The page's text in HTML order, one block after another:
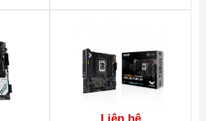
Phía sau
SuperSpeed ​​
USB 3.2 Gen 1